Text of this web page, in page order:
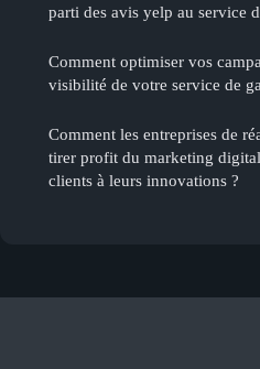
parti des avis yelp au service
Comment optimiser vos
visibilité de votre service de
Comment les entreprises de
tirer profit du marketing
clients à leurs innovations ?